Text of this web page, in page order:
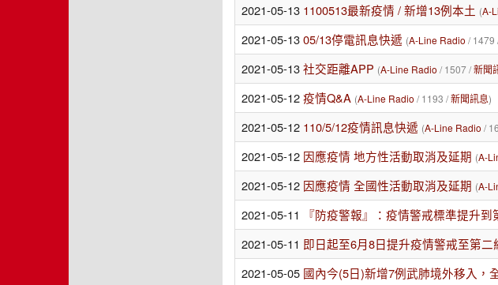
2021-05-13 1100513最新疫情 / 新增13例本土 (A-
2021-05-1305/13停電訊息快遞 (A-Line Radio / 1479
2021-05-13社交距離APP (A-Line Radio / 1507 /新聞
2021-05-12疫情Q&A (A-Line Radio / 1193 /新聞訊息)
2021-05-12 110/5/12疫情訊息快遞 (A-Line Radio /
2021-05-12 因應疫情 地方性活動取消及延期 (A-
2021-05-12 因應疫情 全國性活動取消及延期 (A-
2021-05-11 『防疫警報』：疫情警戒標準提升到
2021-05-11 即日起至6月8日提升疫情警戒至第
2021-05-05 國內今(5日)新增7例武肺境外移入，